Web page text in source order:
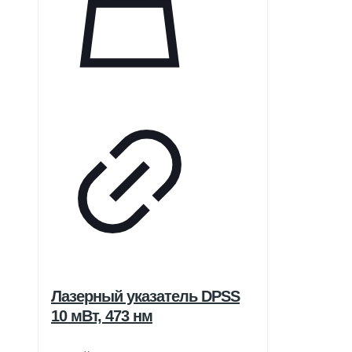
Лазерный указатель DPSS
10 мВт, 473 нм